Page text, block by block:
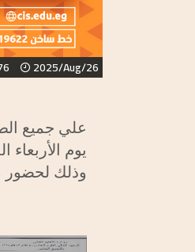
2025/Aug/26
علي جميع
يوم الأربعاء الموفق 27/8/2025 الساعة
وذلك لحضور